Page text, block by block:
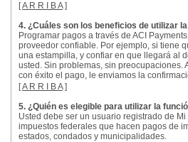
[A R R I B A]
4. ¿Cuáles son los beneficios de utilizar
Programar pagos a través de ACI
proveedor confiable. Por ejemplo, si tiene
una estampilla, y confiar en que llegará al
usted. Sin problemas, sin preocupaciones.
con éxito el pago, le enviamos la
[A R R I B A]
5. ¿Quién es elegible para utilizar la
Usted debe ser un usuario registrado de
impuestos federales que hacen pagos de
estados, condados y municipalidades.